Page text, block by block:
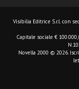
Visibilia Editrice S.r.l. con
Capitale sociale €
Novella 2000 © 2026.